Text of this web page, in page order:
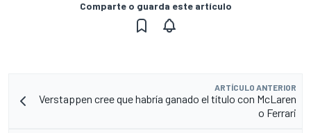
Comparte o guarda este artículo
ARTÍCULO ANTERIOR
Verstappen cree que habría ganado el título con McLaren
o Ferrari